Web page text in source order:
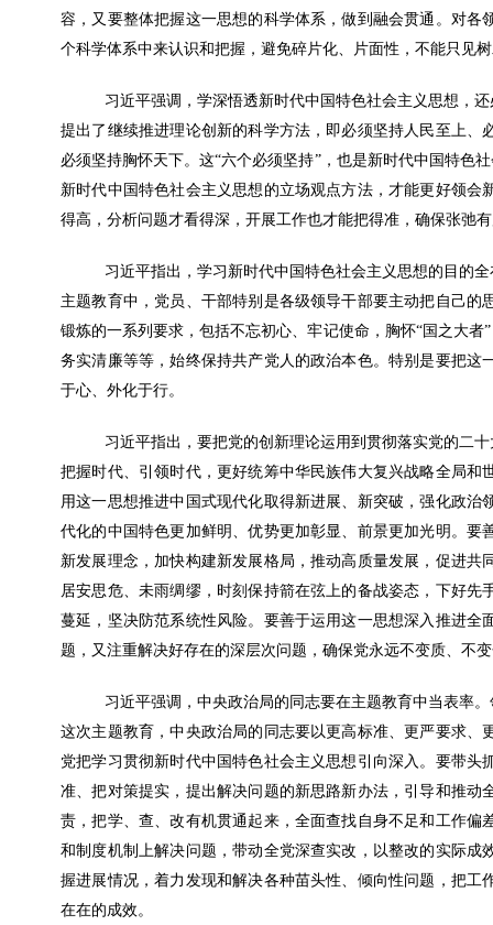
容，又要整体把握这一思想的科学体系，做到融会贯通。对
个科学体系中来认识和把握，避免碎片化、片面性，不能只见
习近平强调，学深悟透新时代中国特色社会主义思想，
提出了继续推进理论创新的科学方法，即必须坚持人民至上
必须坚持胸怀天下。这“六个必须坚持”，也是新时代中国特色
新时代中国特色社会主义思想的立场观点方法，才能更好领
得高，分析问题才看得深，开展工作也才能把得准，确保张弛
习近平指出，学习新时代中国特色社会主义思想的目的
主题教育中，党员、干部特别是各级领导干部要主动把自己
锻炼的一系列要求，包括不忘初心、牢记使命，胸怀“国之大
务实清廉等等，始终保持共产党人的政治本色。特别是要把
于心、外化于行。
习近平指出，要把党的创新理论运用到贯彻落实党的二
把握时代、引领时代，更好统筹中华民族伟大复兴战略全局
用这一思想推进中国式现代化取得新进展、新突破，强化政
代化的中国特色更加鲜明、优势更加彰显、前景更加光明。
新发展理念，加快构建新发展格局，推动高质量发展，促进
居安思危、未雨绸缪，时刻保持箭在弦上的备战姿态，下好
蔓延，坚决防范系统性风险。要善于运用这一思想深入推进
题，又注重解决好存在的深层次问题，确保党永远不变质、不
习近平强调，中央政治局的同志要在主题教育中当表率
这次主题教育，中央政治局的同志要以更高标准、更严要求
党把学习贯彻新时代中国特色社会主义思想引向深入。要带
准、把对策提实，提出解决问题的新思路新办法，引导和推
责，把学、查、改有机贯通起来，全面查找自身不足和工作
和制度机制上解决问题，带动全党深查实改，以整改的实际
握进展情况，着力发现和解决各种苗头性、倾向性问题，把
在在的成效。